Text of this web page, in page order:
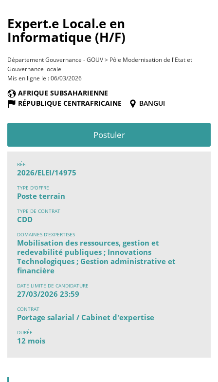
Expert.e Local.e en
Informatique (H/F)
Département Gouvernance - GOUV > Pôle Modernisation de l'Etat et
Gouvernance locale
Mis en ligne le : 06/03/2026
AFRIQUE SUBSAHARIENNE
RÉPUBLIQUE CENTRAFRICAINE
BANGUI
Postuler
RÉF.
2026/ELEI/14975
TYPE D'OFFRE
Poste terrain
TYPE DE CONTRAT
CDD
DOMAINES D'EXPERTISES
Mobilisation des ressources, gestion et
redevabilité publiques ; Innovations
Technologiques ; Gestion administrative et
financière
DATE LIMITE DE CANDIDATURE
27/03/2026 23:59
CONTRAT
Portage salarial / Cabinet d'expertise
DURÉE
12 mois